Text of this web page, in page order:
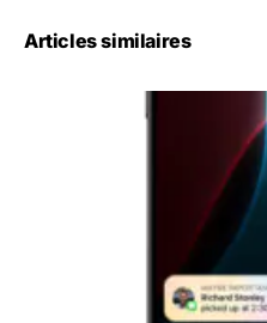
Articles similaires